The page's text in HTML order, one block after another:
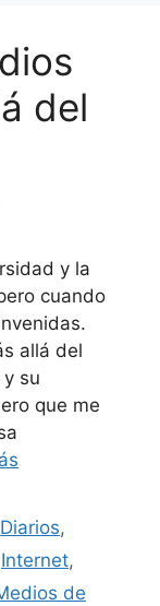
del
y la
cuando
allá del
su
que me
Diarios,
Internet,
de